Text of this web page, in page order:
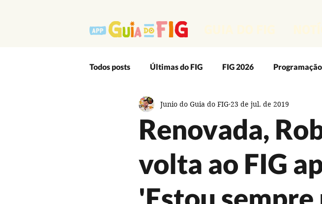
Todos posts Últimas do FIG FIG 2026 Programação
Outro Lado Massa do Festival FIG 2025 O FIG
Artes Visuais
Renovada,
volta ao FIG
Junio do Guia do FIG 23 de jul. de 2019